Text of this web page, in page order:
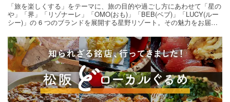
「旅を楽しくする」をテーマに、旅の目的や過ごし方にあわせて「星の
や」「界」「リゾナーレ」「OMO(おも)」「BEB(ベブ)」「LUCY(ルー
シー)」の 6 つのブランドを展開する星野リゾート。その魅力をお届け